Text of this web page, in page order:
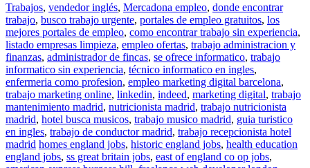
Trabajos, vendedor inglés, Mercadona empleo, donde encontrar
trabajo, busco trabajo urgente, portales de empleo gratuitos, los
mejores portales de empleo, como encontrar trabajo sin experiencia,
listado empresas limpieza, empleo ofertas, trabajo administracion y
finanzas, administrador de fincas, se ofrece informatico, trabajo
informatico sin experiencia, técnico informatico en ingles,
enfermeria como profesion, empleo marketing digital barcelona,
trabajo marketing online, linkedin, indeed, marketing digital, trabajo
mantenimiento madrid, nutricionista madrid, trabajo nutricionista
madrid, hotel busca musicos, trabajo musico madrid, guia turistico
en ingles, trabajo de conductor madrid, trabajo recepcionista hotel
madrid homes england jobs, historic england jobs, health education
england jobs, ss great britain jobs, east of england co op jobs,